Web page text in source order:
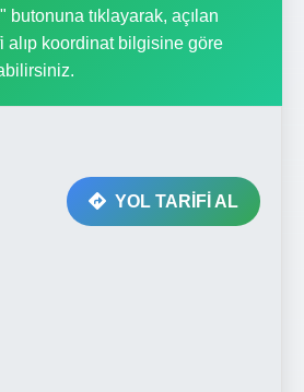
butonuna tıklayarak, açılan
alıp koordinat bilgisine göre
YOL TARİFİ AL